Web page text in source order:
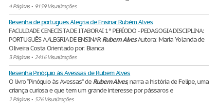
4 Páginas• 9159 Visualizações
Resenha de portugues Alegria de Ensinar Rubém Alves
FACULDADE CENECISTA DE ITABORAI 1º PERÍODO - PEDAGOGIA DISCIPLINA:
PORTUGUÊS A ALEGRIA DE ENSINARRubem AlvesAutora: Maria Yolanda de
Oliveira Costa Orientado por: Bianca
3 Páginas• 2416 Visualizações
Resenha Pinóquio às Avessas de Rubem Alves
O livro “Pinóquio às Avessas” de RubemAlves, narra a história de Felipe, uma
criança curiosa e que tem um grande interesse por pássaros e
2 Páginas• 576 Visualizações